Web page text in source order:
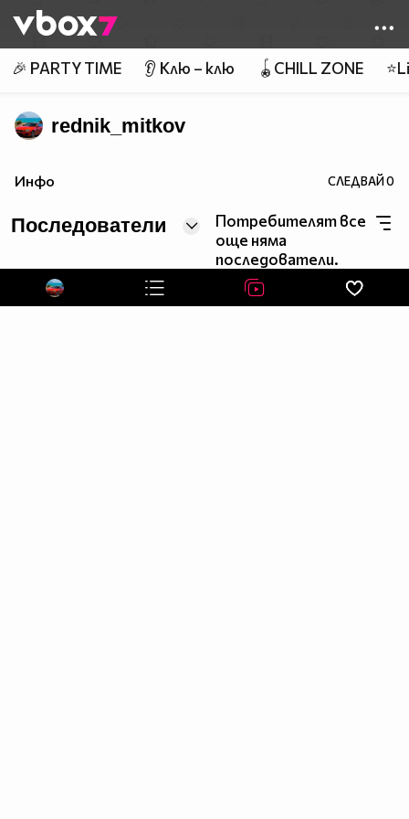
👾
🎉 PARTY TIME 👂 Клю – клю 🪀CHILL ZONE
rednik_mitkov
Инфо СЛЕДВАЙ0
Последователи
Потребителят все
още няма
последователи.